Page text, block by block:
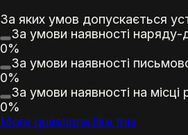
За яких умов допускається
За умови наявності наряду-
0%
За умови наявності
0%
За умови наявності на місці
0%
More questions like this